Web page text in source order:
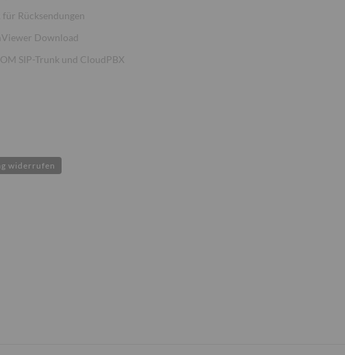
für Rücksendungen
Download
SIP-Trunk und CloudPBX
widerrufen